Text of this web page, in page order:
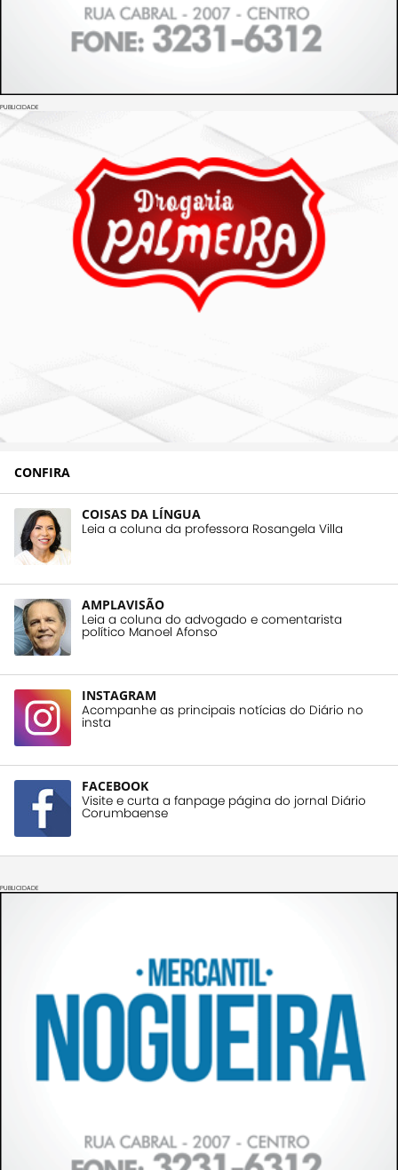
PUBLICIDADE
CONFIRA
COISAS DA LÍNGUA
Leia a coluna da professora Rosangela Villa
AMPLAVISÃO
Leia a coluna do advogado e comentarista
político Manoel Afonso
INSTAGRAM
Acompanhe as principais notícias do Diário no
insta
FACEBOOK
Visite e curta a fanpage página do jornal Diário
Corumbaense
PUBLICIDADE